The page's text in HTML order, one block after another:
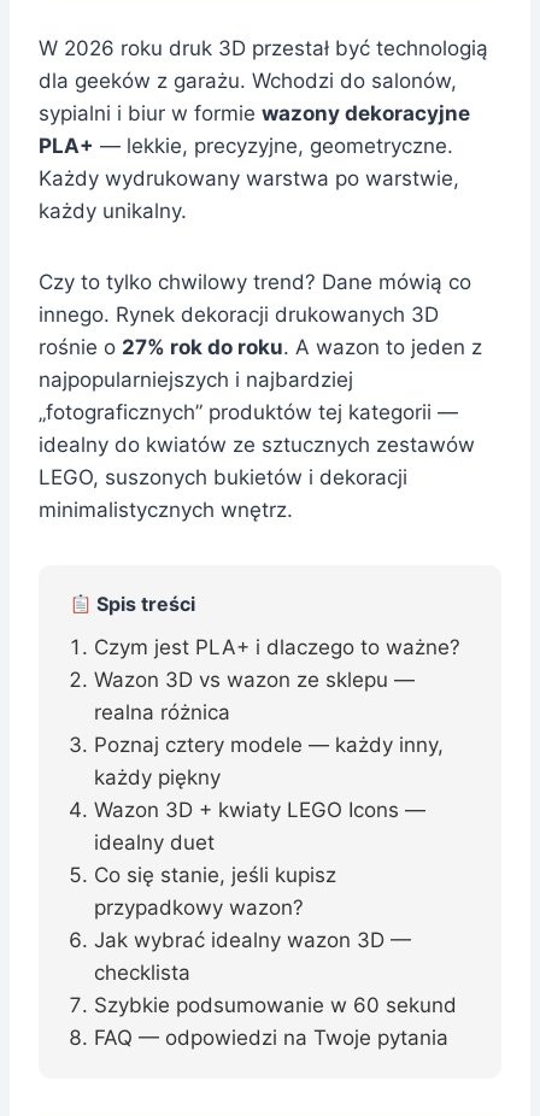
W 2026 roku druk 3D przestał być technologią
dla geeków z garażu. Wchodzi do salonów,
sypialni i biur w formie wazony dekoracyjne
PLA+ — lekkie, precyzyjne, geometryczne.
Każdy wydrukowany warstwa po warstwie,
każdy unikalny.
Czy to tylko chwilowy trend? Dane mówią co
innego. Rynek dekoracji drukowanych 3D
rośnie o 27% rok do roku. A wazon to jeden z
najpopularniejszych i najbardziej
„fotograficznych” produktów tej kategorii —
idealny do kwiatów ze sztucznych zestawów
LEGO, suszonych bukietów i dekoracji
minimalistycznych wnętrz.
Spis treści
Czym jest PLA+ i dlaczego to ważne?
Wazon 3D vs wazon ze sklepu —
realna różnica
Poznaj cztery modele — każdy inny,
każdy piękny
Wazon 3D + kwiaty LEGO Icons —
idealny duet
Co się stanie, jeśli kupisz
przypadkowy wazon?
Jak wybrać idealny wazon 3D —
checklista
Szybkie podsumowanie w 60 sekund
FAQ — odpowiedzi na Twoje pytania